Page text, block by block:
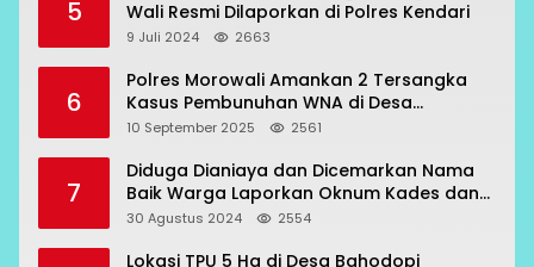
5
Wali Resmi Dilaporkan di Polres Kendari
9 Juli 2024 2663
6
Polres Morowali Amankan 2 Tersangka
Kasus Pembunuhan WNA di Desa
Topogaro
10 September 2025 2561
7
Diduga Dianiaya dan Dicemarkan Nama
Baik Warga Laporkan Oknum Kades dan
Oknum Polisi
30 Agustus 2024 2554
Lokasi TPU 5 Ha di Desa Bahodopi